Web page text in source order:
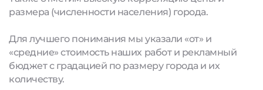
размера (численности населения) города.
Для лучшего понимания мы указали «от» и
«средние» стоимость наших работ и рекламный
бюджет с градацией по размеру города и их
количеству.